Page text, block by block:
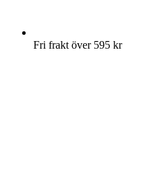
Fri frakt över 595 kr